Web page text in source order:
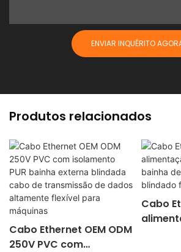
ENVIAR INQUÉRITO
Produtos relacionados
Cabo Ethernet OEM ODM
250V PVC com
Cabo